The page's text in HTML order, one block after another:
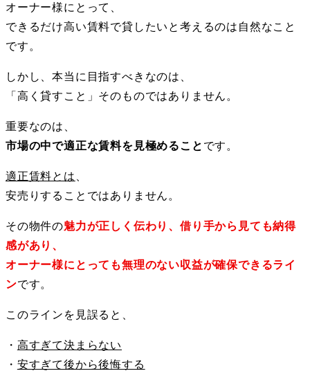
オーナー様にとって、
できるだけ高い賃料で貸したいと考えるのは自然なこと
です。
しかし、本当に目指すべきなのは、
「高く貸すこと」そのものではありません。
重要なのは、
市場の中で適正な賃料を見極めること です。
適正賃料とは
安売りすることではありません。
その物件の魅力が正しく伝わり、借り手から見ても納得
感があり、
オーナー様にとっても無理のない収益が確保できるライ
ンです。
このラインを見誤ると、
・ 高すぎて決まらない
・ 安すぎて後から後悔する